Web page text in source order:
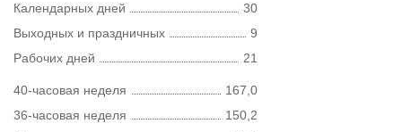
Календарных дней
30
Выходных и праздничных
9
Рабочих дней
21
40-часовая неделя
167,0
36-часовая неделя
150,2